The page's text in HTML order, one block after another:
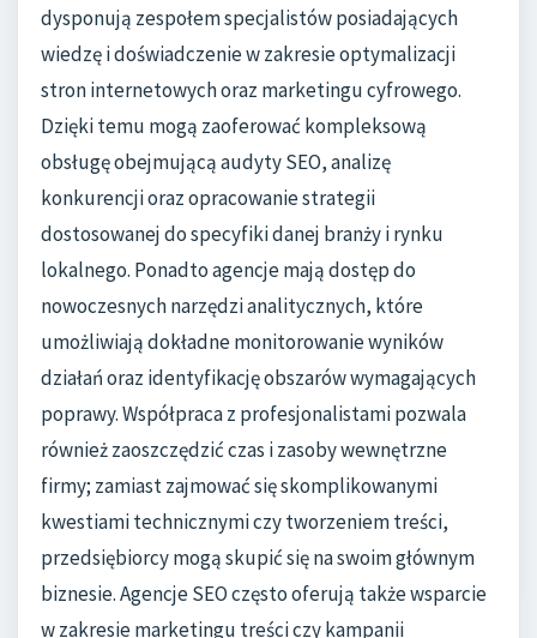
dysponują zespołem specjalistów posiadających
wiedzę i doświadczenie w zakresie optymalizacji
stron internetowych oraz marketingu cyfrowego.
Dzięki temu mogą zaoferować kompleksową
obsługę obejmującą audyty SEO, analizę
konkurencji oraz opracowanie strategii
dostosowanej do specyfiki danej branży i rynku
lokalnego. Ponadto agencje mają dostęp do
nowoczesnych narzędzi analitycznych, które
umożliwiają dokładne monitorowanie wyników
działań oraz identyfikację obszarów wymagających
poprawy. Współpraca z profesjonalistami pozwala
również zaoszczędzić czas i zasoby wewnętrzne
firmy; zamiast zajmować się skomplikowanymi
kwestiami technicznymi czy tworzeniem treści,
przedsiębiorcy mogą skupić się na swoim głównym
biznesie. Agencje SEO często oferują także wsparcie
w zakresie marketingu treści czy kampanii